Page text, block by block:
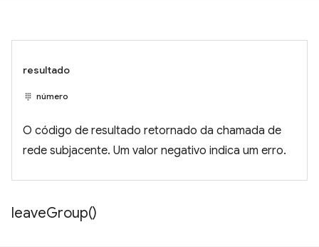
resultado
número
O código de resultado retornado da chamada de
rede subjacente. Um valor negativo indica um erro.
leaveGroup()